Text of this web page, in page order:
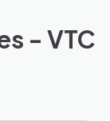
- VTC